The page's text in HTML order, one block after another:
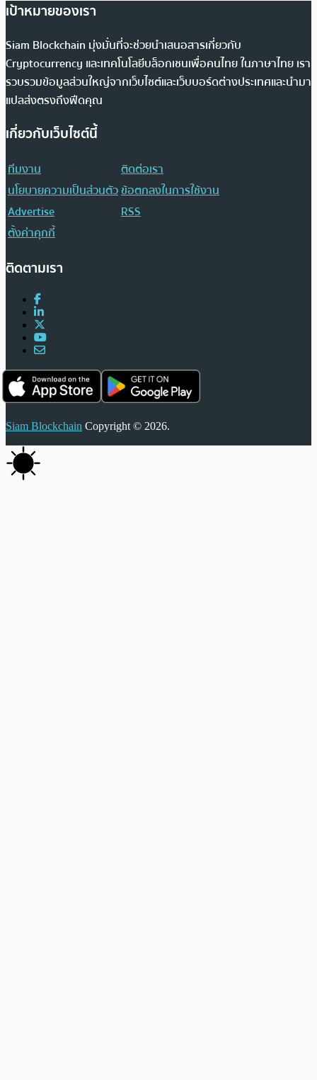
เป้าหมายของเรา
Siam Blockchain มุ่งมั่นที่จะช่วยนำเสนอสารเกี่ยวกับ
Cryptocurrency และเทคโนโลยีบล็อกเชนเพื่อคนไทย ในภาษาไทย เรา
รวบรวมข้อมูลส่วนใหญ่จากเว็บไซต์และเว็บบอร์ดต่างประเทศและนำมา
แปลส่งตรงถึงฟีดคุณ
เกี่ยวกับเว็บไซต์นี้
ทีมงาน
ติดต่อเรา
นโยบายความเป็นส่วนตัวข้อตกลงในการใช้งาน
Advertise
RSS
ตั้งค่าคุกกี้
ติดตามเรา
Siam Blockchain Copyright © 2026.